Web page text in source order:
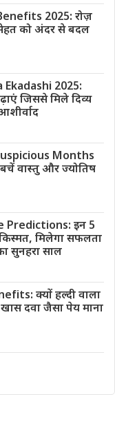
2025: रोज़
को अंदर से बदल
2025:
जिससे मिले दिव्य
Months
वास्तु और ज्योतिष
Predictions: इन 5
मिलेगा सफलता
सुनहरा साल
क्यों हल्दी वाला
खास दवा जैसा पेय माना